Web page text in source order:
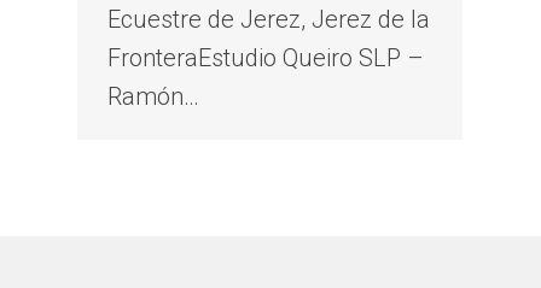
Ecuestre de Jerez, Jerez de la
FronteraEstudio Queiro SLP –
Ramón…